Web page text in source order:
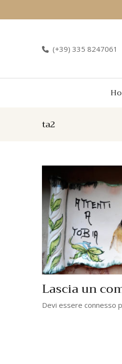
(+39) 335 8247061
ta2
Lascia un
Devi essere connesso